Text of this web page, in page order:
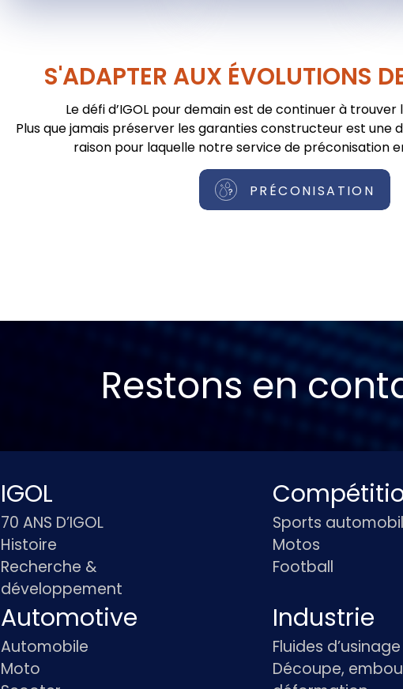
S'ADAPTER AUX ÉVOLUTIONS
Le défi d’IGOL pour demain est de continuer à
Plus que jamais préserver les garanties constructeur est une
raison pour laquelle notre service de préconisation
PRÉCONISATION
Restons en
IGOL
70 ANS D’IGOL
Histoire
Recherche &
développement
Sports
Motos
Football
Automotive
Automobile
Moto
Industrie
Fluides d’usinage
Découpe,